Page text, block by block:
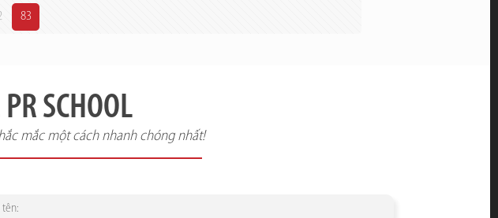
83
SCHOOL
mắc một cách nhanh chóng nhất!